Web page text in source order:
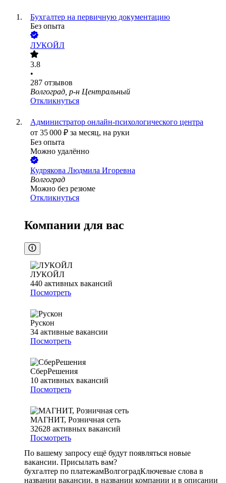
Бухгалтер на первичную документацию
Без опыта
ЛУКОЙЛ
3.8
•
287 отзывов
Волгоград, р-н Центральный
Откликнуться
Администратор онлайн-психологического центра
от 35 000 ₽ за месяц, на руки
Без опыта
Можно удалённо
Кудрякова Людмила Игоревна
Волгоград
Можно без резюме
Откликнуться
Компании для вас
ЛУКОЙЛ
440 активных вакансий
Посмотреть
Рускон
34 активные вакансии
Посмотреть
СберРешения
10 активных вакансий
Посмотреть
МАГНИТ, Розничная сеть
32628 активных вакансий
Посмотреть
По вашему запросу ещё будут появляться новые
вакансии. Присылать вам?
бухгалтер по платежамВолгоградКлючевые слова в
названии вакансии, в названии компании и в описании